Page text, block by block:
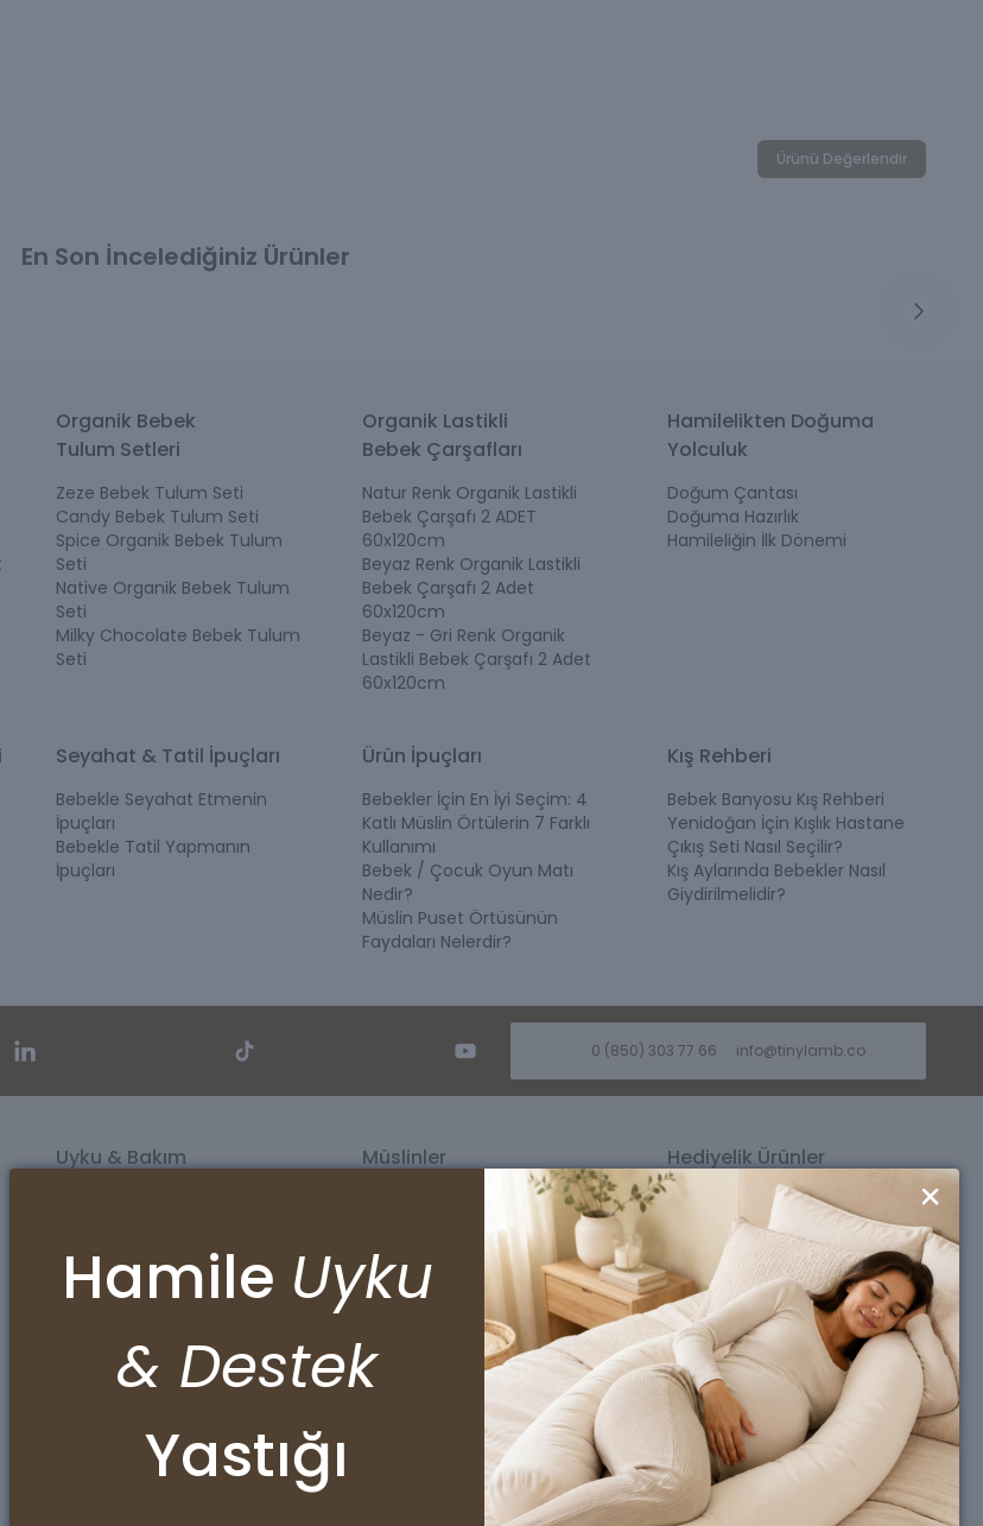
Ürünü Değerlendir
En Son İncelediğiniz Ürünler
Organik Bebek
Tulum Setleri
Zeze Bebek Tulum Seti
Candy Bebek Tulum Seti
Spice Organik Bebek Tulum
Seti
Native Organik Bebek Tulum
Seti
Milky Chocolate Bebek Tulum
Seti
Organik Lastikli
Bebek Çarşafları
Natur Renk Organik Lastikli
Bebek Çarşafı 2 ADET
60x120cm
Beyaz Renk Organik Lastikli
Bebek Çarşafı 2 Adet
60x120cm
Beyaz - Gri Renk Organik
Lastikli Bebek Çarşafı 2 Adet
60x120cm
Hamilelikten Doğuma
Yolculuk
Doğum Çantası
Doğuma Hazırlık
Hamileliğin İlk Dönemi
Seyahat & Tatil İpuçları
Bebekle Seyahat Etmenin
İpuçları
Bebekle Tatil Yapmanın
İpuçları
Ürün İpuçları
Bebekler İçin En İyi Seçim: 4
Katlı Müslin Örtülerin 7 Farklı
Kullanımı
Bebek / Çocuk Oyun Matı
Nedir?
Müslin Puset Örtüsünün
Faydaları Nelerdir?
Kış Rehberi
Bebek Banyosu Kış Rehberi
Yenidoğan İçin Kışlık Hastane
Çıkış Seti Nasıl Seçilir?
Kış Aylarında Bebekler Nasıl
Giydirilmelidir?
0 (850) 303 77 66 info@tinylamb.co
Uyku & Bakım
Alt Değiştirme Seti
Göğüs Pedi & Ağız Bezi Seti
Müslinler
Beslenme Seti
Emzirme Önlüğü
Hediyelik Ürünler
Kız Bebek Hediyesi
Erkek Bebek Hediyesi
Premium Bebek Hediyesi
Ahşap Oyuncak Bebek Beşikleri
Sözleşmeler
Gizlilik Sözleşmesi
İptal ve İade Şartları
Mesafeli Satış Sözleşmesi
Kurumsal
Hamile Uyku
& Destek
Yastığı